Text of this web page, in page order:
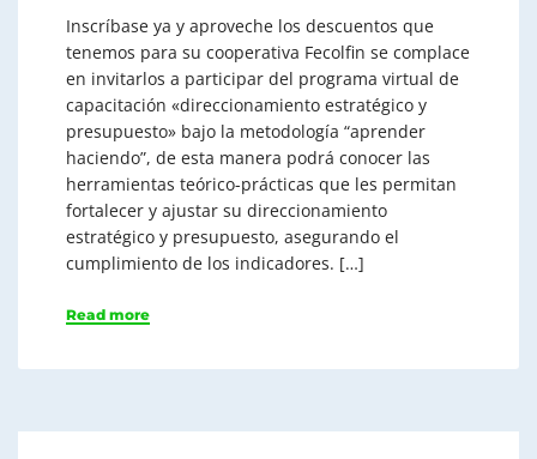
Inscríbase ya y aproveche los descuentos que
tenemos para su cooperativa Fecolfin se complace
en invitarlos a participar del programa virtual de
capacitación «direccionamiento estratégico y
presupuesto» bajo la metodología “aprender
haciendo”, de esta manera podrá conocer las
herramientas teórico-prácticas que les permitan
fortalecer y ajustar su direccionamiento
estratégico y presupuesto, asegurando el
cumplimiento de los indicadores. […]
Read more